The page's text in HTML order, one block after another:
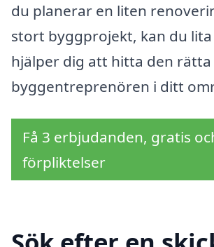
du planerar en liten
stort byggprojekt, kan du
hjälper dig att hitta den rätta
byggentreprenören i ditt
Få 3 erbjudanden, gratis
förpliktelser